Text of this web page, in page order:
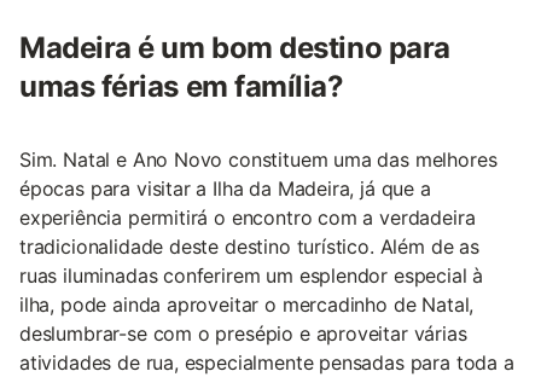
Madeira é um bom destino para
umas férias em família?
Sim. Natal e Ano Novo constituem uma das melhores
épocas para visitar a Ilha da Madeira, já que a
experiência permitirá o encontro com a verdadeira
tradicionalidade deste destino turístico. Além de as
ruas iluminadas conferirem um esplendor especial à
ilha, pode ainda aproveitar o mercadinho de Natal,
deslumbrar-se com o presépio e aproveitar várias
atividades de rua, especialmente pensadas para toda a